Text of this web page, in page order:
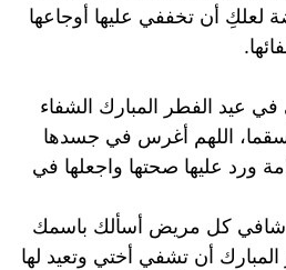
لعلكِ أن تخففي عليها أوجاعها
في عيد الفطر المبارك الشفاء
سقما، اللهم أغرس في جسدها
ورد عليها صحتها واجعلها في
شافي كل مريض أسألك باسمك
أن تشفي أختي وتعيد لها